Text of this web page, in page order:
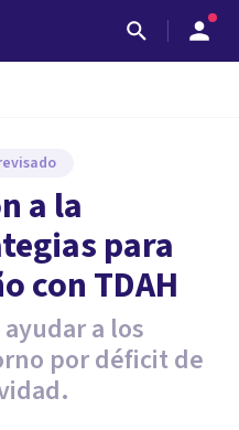
a la
para
con TDAH
a los
por déficit de